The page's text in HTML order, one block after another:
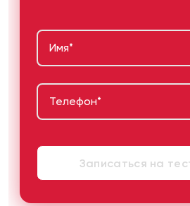
Имя*
Телефон*
Записаться на